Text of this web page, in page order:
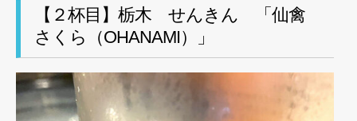
【２杯目】栃木 せんきん 「仙禽
さくら（OHANAMI）」